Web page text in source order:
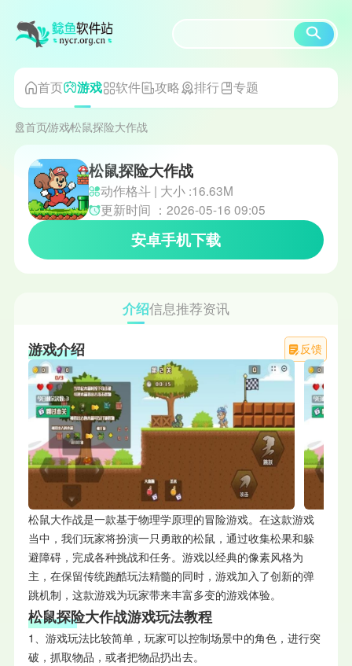
首页 游戏 软件 攻略 排行 专题
首页游戏松鼠探险大作战
松鼠探险大作战
动作格斗 | 大小 :16.63M
更新时间 ：2026-05-16 09:05
安卓手机下载
介绍信息推荐资讯
反馈
游戏介绍
松鼠大作战是一款基于物理学原理的冒险游戏。在这款游戏
当中，我们玩家将扮演一只勇敢的松鼠，通过收集松果和躲
避障碍，完成各种挑战和任务。游戏以经典的像素风格为
主，在保留传统跑酷玩法精髓的同时，游戏加入了创新的弹
跳机制，这款游戏为玩家带来丰富多变的游戏体验。
松鼠探险大作战游戏玩法教程
1、游戏玩法比较简单，玩家可以控制场景中的角色，进行突
破，抓取物品，或者把物品扔出去。